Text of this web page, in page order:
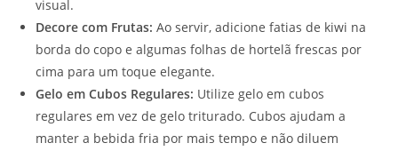
visual.
Decore com Frutas: Ao servir, adicione fatias de kiwi na
borda do copo e algumas folhas de hortelã frescas por
cima para um toque elegante.
Gelo em Cubos Regulares: Utilize gelo em cubos
regulares em vez de gelo triturado. Cubos ajudam a
manter a bebida fria por mais tempo e não diluem